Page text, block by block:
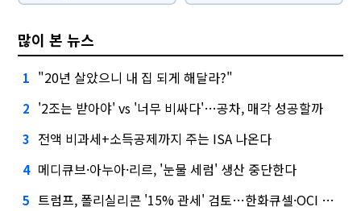
많이 본 뉴스
1 "20년 살았으니 내 집 되게 해달라?"
2 '2조는 받아야' vs '너무 비싸다'…공차, 매각 성공할까
3 전액 비과세+소득공제까지 주는 ISA 나온다
4 메디큐브·아누아·리르, '눈물 세럼' 생산 중단한다
5 트럼프, 폴리실리콘 '15% 관세' 검토…한화큐셀·OCI 영향은?